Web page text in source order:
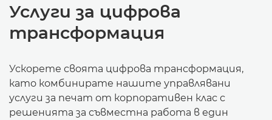
Услуги за цифрова
трансформация
Ускорете своята цифрова трансформация,
като комбинирате нашите управлявани
услуги за печат от корпоративен клас с
решенията за съвместна работа в един